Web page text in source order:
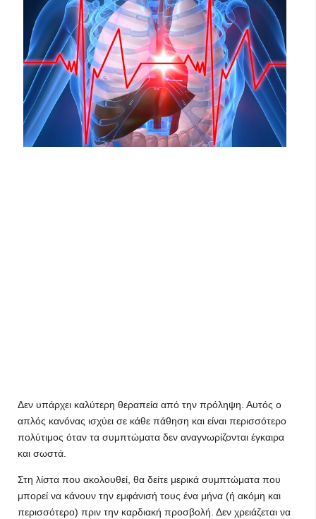
Δεν υπάρχει καλύτερη θεραπεία από την πρόληψη. Αυτός ο
απλός κανόνας ισχύει σε κάθε πάθηση και είναι περισσότερο
πολύτιμος όταν τα συμπτώματα δεν αναγνωρίζονται έγκαιρα
και σωστά.
Στη λίστα που ακολουθεί, θα δείτε μερικά συμπτώματα που
μπορεί να κάνουν την εμφάνισή τους ένα μήνα (ή ακόμη και
περισσότερο) πριν την καρδιακή προσβολή. Δεν χρειάζεται να